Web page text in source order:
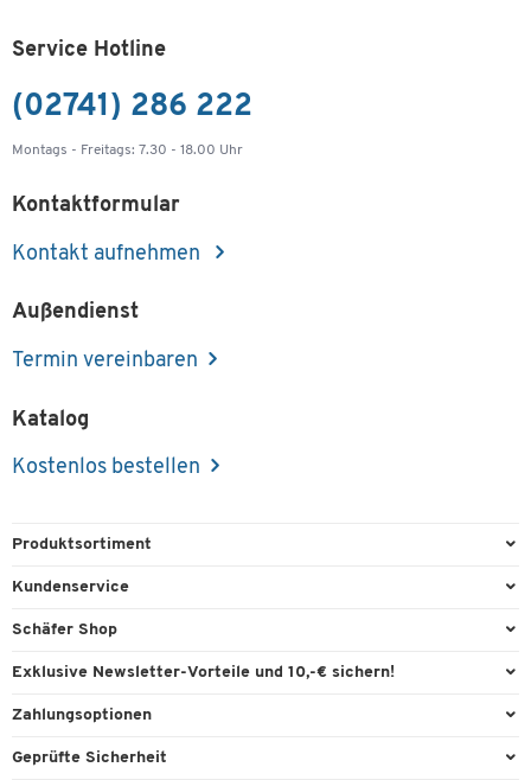
Service Hotline
(02741) 286 222
Montags - Freitags: 7.30 - 18.00 Uhr
Kontaktformular
Kontakt aufnehmen
Außendienst
Termin vereinbaren
Katalog
Kostenlos bestellen
Produktsortiment
Büroausstattung
Reinigung & Hygiene
Technik
Kundenservice
Direktbestellung
Kontaktformulare
Lieferinformationen
Schäfer Shop
Services & Leistungen
Workplace Solutions
Exklusive Newsletter-Vorteile und 10,-€ sichern!
Willkommensgutschein
Zahlungsoptionen
Paypal
Geprüfte Sicherheit